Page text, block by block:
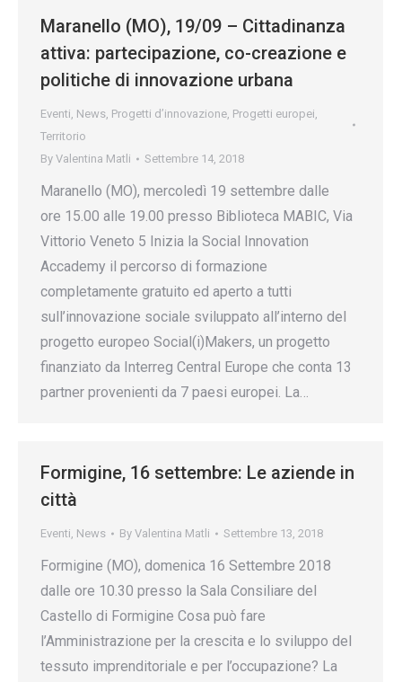
Maranello (MO), 19/09 – Cittadinanza
attiva: partecipazione, co-creazione e
politiche di innovazione urbana
Eventi, News, Progetti d’innovazione, Progetti europei,
Territorio
By Valentina Matli Settembre 14, 2018
Maranello (MO), mercoledì 19 settembre dalle
ore 15.00 alle 19.00 presso Biblioteca MABIC, Via
Vittorio Veneto 5 Inizia la Social Innovation
Accademy il percorso di formazione
completamente gratuito ed aperto a tutti
sull’innovazione sociale sviluppato all’interno del
progetto europeo Social(i)Makers, un progetto
finanziato da Interreg Central Europe che conta 13
partner provenienti da 7 paesi europei. La…
Formigine, 16 settembre: Le aziende in
città
Eventi, News By Valentina Matli Settembre 13, 2018
Formigine (MO), domenica 16 Settembre 2018
dalle ore 10.30 presso la Sala Consiliare del
Castello di Formigine Cosa può fare
l’Amministrazione per la crescita e lo sviluppo del
tessuto imprenditoriale e per l’occupazione? La